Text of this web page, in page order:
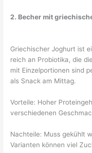
2. Becher mit
Griechischer Joghurt ist
reich an Probiotika, die
mit Einzelportionen sind
als Snack am Mittag.
Vorteile: Hoher
verschiedenen
Nachteile: Muss gekühlt
Varianten können viel